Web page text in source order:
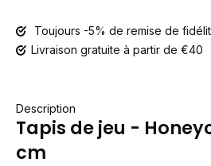
Toujours -5% de remise de
Livraison gratuite à partir de €40
Description
Tapis de jeu -
cm